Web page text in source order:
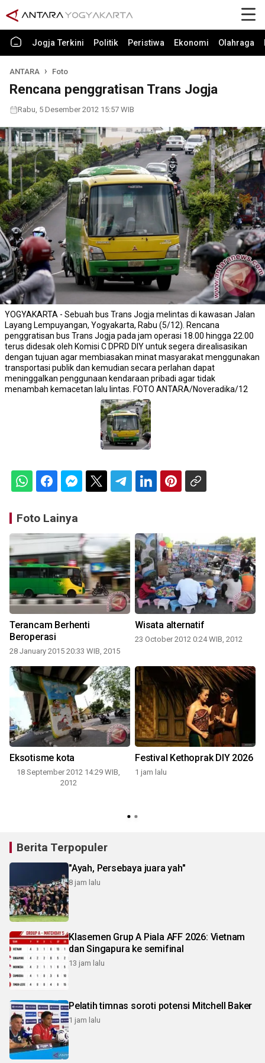
Jogja Terkini Politik Peristiwa Ekonomi Olahraga
ANTARA Foto
Rencana penggratisan Trans Jogja
Rabu, 5 Desember 2012 15:57 WIB
YOGYAKARTA - Sebuah bus Trans Jogja melintas di kawasan Jalan
Layang Lempuyangan, Yogyakarta, Rabu (5/12). Rencana
penggratisan bus Trans Jogja pada jam operasi 18.00 hingga 22.00
terus didesak oleh Komisi C DPRD DIY untuk segera direalisasikan
dengan tujuan agar membiasakan minat masyarakat menggunakan
transportasi publik dan kemudian secara perlahan dapat
meninggalkan penggunaan kendaraan pribadi agar tidak
menambah kemacetan lalu lintas. FOTO ANTARA/Noveradika/12
Foto Lainya
Terancam Berhenti
Beroperasi
28 January 2015 20:33 WIB, 2015
Wisata alternatif
23 October 2012 0:24 WIB, 2012
Eksotisme kota
18 September 2012 14:29 WIB,
2012
Festival Kethoprak DIY 2026
1 jam lalu
Berita Terpopuler
"Ayah, Persebaya juara yah"
8 jam lalu
Klasemen Grup A Piala AFF 2026: Vietnam
dan Singapura ke semifinal
13 jam lalu
Pelatih timnas soroti potensi Mitchell Baker
1 jam lalu